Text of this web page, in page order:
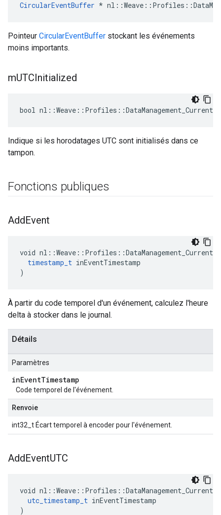
CircularEventBuffer *
Pointeur CircularEventBuffer stockant les événements
moins importants.
mUTCInitialized
bool
Indique si les horodatages UTC sont initialisés dans ce
tampon.
Fonctions publiques
AddEvent
void
timestamp_t inEventTimestamp
)
À partir du code temporel d'un événement, calculez l'heure
delta à stocker dans le journal.
Détails
Paramètres
inEventTimestamp
Code temporel de l'événement.
Renvoie
int32_t Écart temporel à encoder pour l'événement.
AddEventUTC
void
utc_timestamp_t inEventTimestamp
)